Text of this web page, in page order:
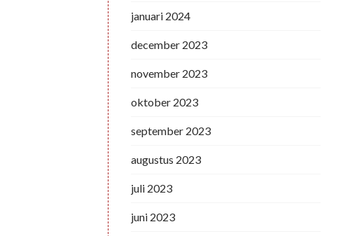
januari 2024
december 2023
november 2023
oktober 2023
september 2023
augustus 2023
juli 2023
juni 2023